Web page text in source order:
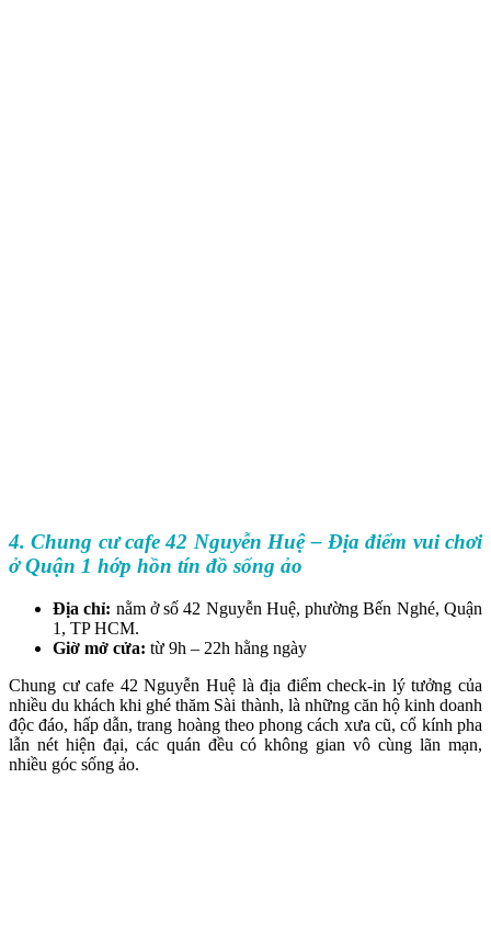
4. Chung cư cafe 42 Nguyễn Huệ – Địa điểm vui chơi
ở Quận 1 hớp hồn tín đồ sống ảo
Địa chỉ: nằm ở số 42 Nguyễn Huệ, phường Bến Nghé, Quận
1, TP HCM.
Giờ mở cửa: từ 9h – 22h hằng ngày
Chung cư cafe 42 Nguyễn Huệ là địa điểm check-in lý tưởng của
nhiều du khách khi ghé thăm Sài thành, là những căn hộ kinh doanh
độc đáo, hấp dẫn, trang hoàng theo phong cách xưa cũ, cổ kính pha
lẫn nét hiện đại, các quán đều có không gian vô cùng lãn mạn,
nhiều góc sống ảo.